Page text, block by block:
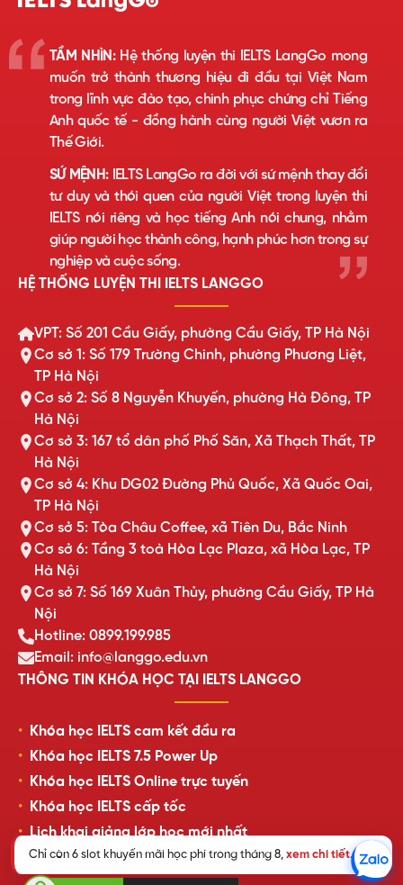
Chỉ còn 6 slot khuyến mãi học phí trong tháng 8, xem chi tiết.
TẦM NHÌN:Hệ thống luyện thi IELTS LangGo mong
muốn trở thành thương hiệu đi đầu tại Việt Nam
trong lĩnh vực đào tạo, chinh phục chứng chỉ Tiếng
Anh quốc tế - đồng hành cùng người Việt vươn ra
Thế Giới.
SỨ MỆNH:IELTS LangGo ra đời với sứ mệnh thay đổi
tư duy và thói quen của người Việt trong luyện thi
IELTS nói riêng và học tiếng Anh nói chung, nhằm
giúp người học thành công, hạnh phúc hơn trong sự
nghiệp và cuộc sống.
HỆ THỐNG LUYỆN THI IELTS LANGGO
VPT: Số 201 Cầu Giấy, phường Cầu Giấy, TP Hà Nội
Cơ sở 1: Số 179 Trường Chinh, phường Phương Liệt,
TP Hà Nội
Cơ sở 2: Số 8 Nguyễn Khuyến, phường Hà Đông, TP
Hà Nội
Cơ sở 3: 167 tổ dân phố Phố Săn, Xã Thạch Thất, TP
Hà Nội
Cơ sở 4: Khu DG02 Đường Phủ Quốc, Xã Quốc Oai,
TP Hà Nội
Cơ sở 5: Tòa Châu Coffee, xã Tiên Du, Bắc Ninh
Cơ sở 6: Tầng 3 toà Hòa Lạc Plaza, xã Hòa Lạc, TP
Hà Nội
Cơ sở 7: Số 169 Xuân Thủy, phường Cầu Giấy, TP Hà
Nội
Hotline: 0899.199.985
Email: info@langgo.edu.vn
THÔNG TIN KHÓA HỌC TẠI IELTS LANGGO
Khóa học IELTS cam kết đầu ra
Khóa học IELTS 7.5 Power Up
Khóa học IELTS Online trực tuyến
Khóa học IELTS cấp tốc
Lịch khai giảng lớp học mới nhất
Review của học viên LangGo